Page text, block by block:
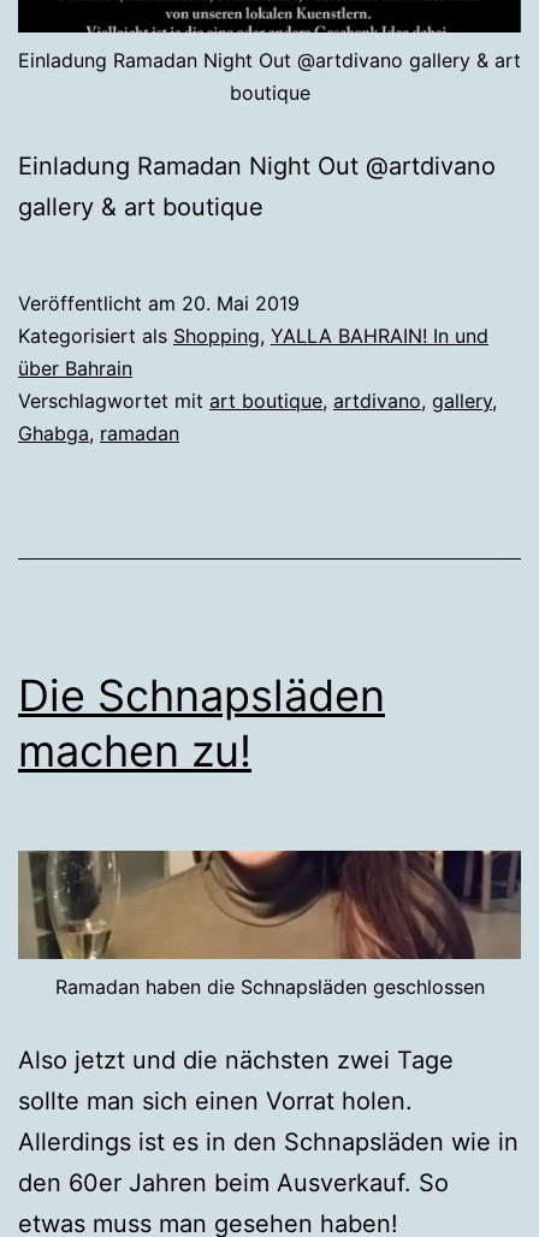
Einladung Ramadan Night Out @artdivano gallery & art
boutique
Einladung Ramadan Night Out @artdivano
gallery & art boutique
Veröffentlicht am 20. Mai 2019
Kategorisiert als Shopping, YALLA BAHRAIN! In und
über Bahrain
Verschlagwortet mit art boutique, artdivano, gallery,
Ghabga, ramadan
Die Schnapsläden
machen zu!
Ramadan haben die Schnapsläden geschlossen
Also jetzt und die nächsten zwei Tage
sollte man sich einen Vorrat holen.
Allerdings ist es in den Schnapsläden wie in
den 60er Jahren beim Ausverkauf. So
etwas muss man gesehen haben!